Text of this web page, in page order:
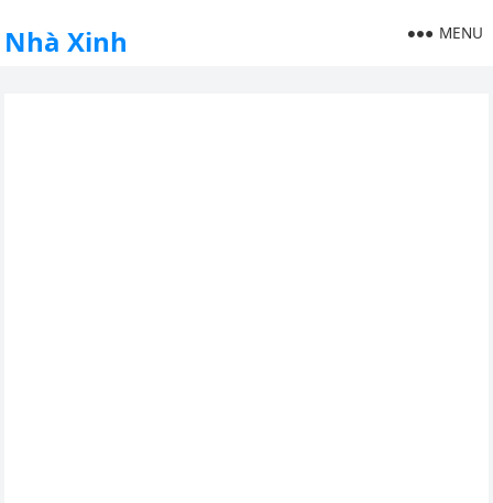
Nhà Xinh MENU